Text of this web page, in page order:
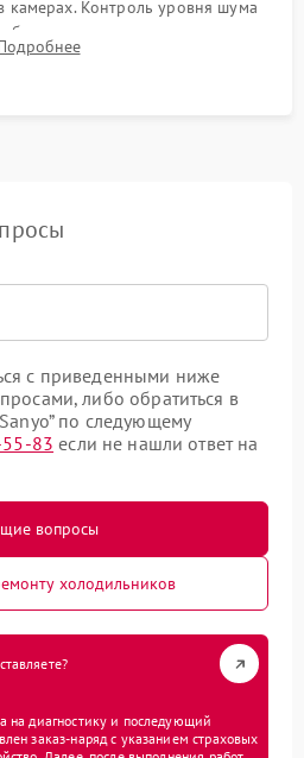
камерах. Контроль уровня шума
обмерзания стенок и корректного
автоматической оттайки.
с приведенными ниже
либо обратиться в
по следующему
83 если не нашли ответ на
вопросы
холодильников
на диагностику и последующий
заказ-наряд с указанием страховых